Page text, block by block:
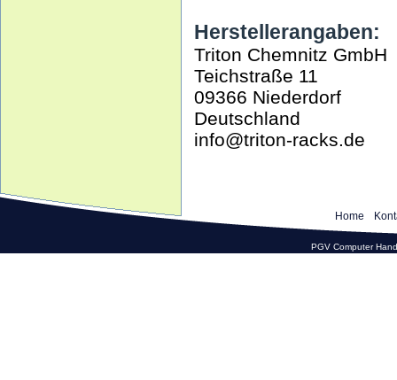
Herstellerangaben:
Triton Chemnitz GmbH
Teichstraße 11
09366 Niederdorf
Deutschland
info@triton-racks.de
Home
PGV Computer